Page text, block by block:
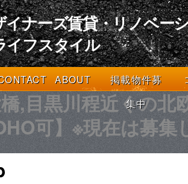
イナーズ賃貸・リノベー
イフスタイル
ABOUT
掲載物件募
集中
,目黒川程近くの北
可】※現在は募集